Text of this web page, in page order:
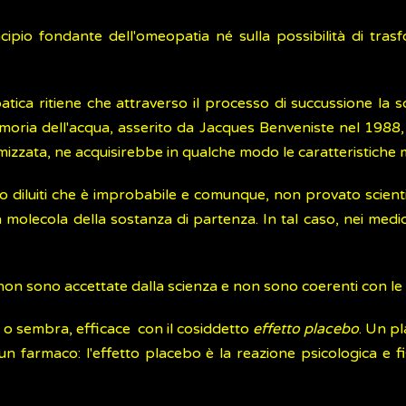
fondante dell'omeopatia né sulla possibilità di
ritiene che attraverso il processo di succussione la
dell'acqua, asserito da Jacques Benveniste nel
ne acquisirebbe in qualche modo le caratteristiche
diluiti che è improbabile e comunque, non provato
della sostanza di partenza. In tal caso, nei
sono accettate dalla scienza e non sono coerenti con
o sembra, efficace con il cosiddetto effetto placebo. Un
farmaco: l'effetto placebo è la reazione psicologica e